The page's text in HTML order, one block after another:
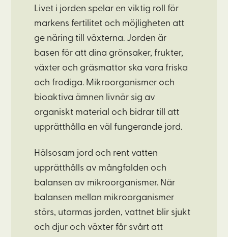
Livet i jorden spelar en viktig roll för
markens fertilitet och möjligheten att
ge näring till växterna. Jorden är
basen för att dina grönsaker, frukter,
växter och gräsmattor ska vara friska
och frodiga. Mikroorganismer och
bioaktiva ämnen livnär sig av
organiskt material och bidrar till att
upprätthålla en väl fungerande jord.
Hälsosam jord och rent vatten
upprätthålls av mångfalden och
balansen av mikroorganismer. När
balansen mellan mikroorganismer
störs, utarmas jorden, vattnet blir sjukt
och djur och växter får svårt att